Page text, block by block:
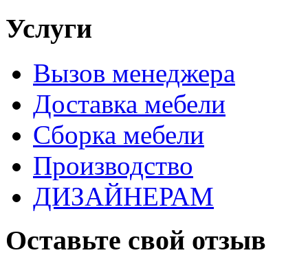
Услуги
Вызов менеджера
Доставка мебели
Сборка мебели
Производство
ДИЗАЙНЕРАМ
Оставьте свой отзыв